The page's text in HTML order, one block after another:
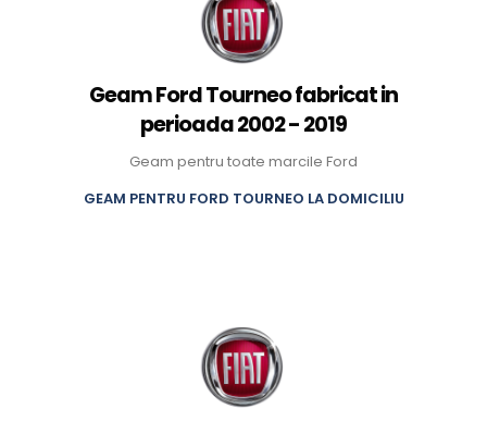
Geam Ford Tourneo fabricat in
perioada 2002 - 2019
Geam pentru toate marcile Ford
GEAM PENTRU FORD TOURNEO LA DOMICILIU